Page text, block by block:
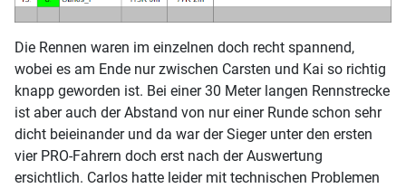
Die Rennen waren im einzelnen doch recht spannend,
wobei es am Ende nur zwischen Carsten und Kai so richtig
knapp geworden ist. Bei einer 30 Meter langen Rennstrecke
ist aber auch der Abstand von nur einer Runde schon sehr
dicht beieinander und da war der Sieger unter den ersten
vier PRO-Fahrern doch erst nach der Auswertung
ersichtlich. Carlos hatte leider mit technischen Problemen